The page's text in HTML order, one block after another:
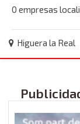
0 empresas
Higuera la Real